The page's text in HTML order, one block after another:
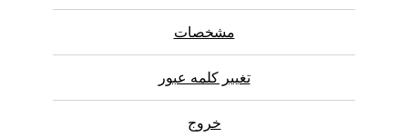
مشخصات
تغییر کلمه عبور
خروج